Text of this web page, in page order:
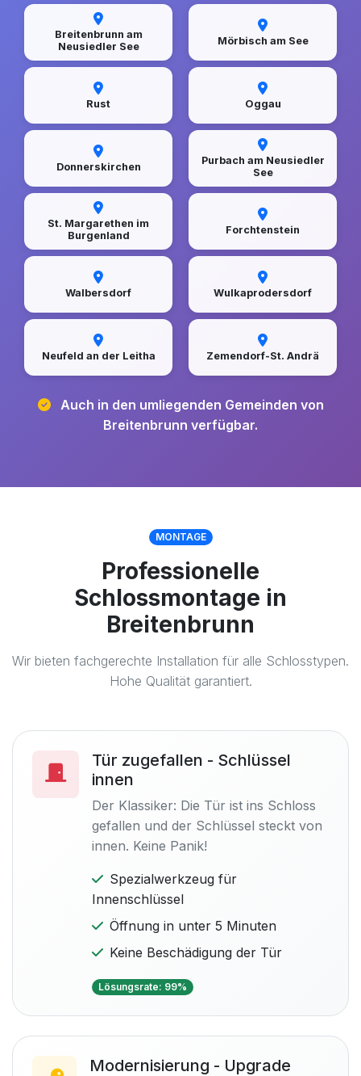
Breitenbrunn am
Neusiedler See
Mörbisch am See
Rust Oggau
Donnerskirchen
Purbach am Neusiedler
See
St. Margarethen im
Burgenland
Forchtenstein
Walbersdorf Wulkaprodersdorf
Neufeld an der Leitha Zemendorf-St. Andrä
Auch in den umliegenden Gemeinden von
Breitenbrunn verfügbar.
MONTAGE
Professionelle
Schlossmontage in
Breitenbrunn
Wir bieten fachgerechte Installation für alle Schlosstypen.
Hohe Qualität garantiert.
Tür zugefallen - Schlüssel
innen
Der Klassiker: Die Tür ist ins Schloss
gefallen und der Schlüssel steckt von
innen. Keine Panik!
Spezialwerkzeug für
Innenschlüssel
Öffnung in unter 5 Minuten
Keine Beschädigung der Tür
Lösungsrate: 99%
Modernisierung - Upgrade